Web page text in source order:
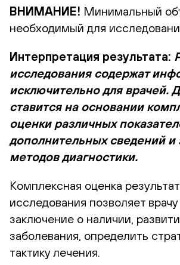
ВНИМАНИЕ! Минимальный
необходимый для
Интерпретация результата:
исследования содержат
исключительно для врачей.
ставится на основании
оценки различных
дополнительных сведений и
методов диагностики.
Комплексная оценка
исследования позволяет
заключение о наличии,
заболевания, определить
тактику лечения.